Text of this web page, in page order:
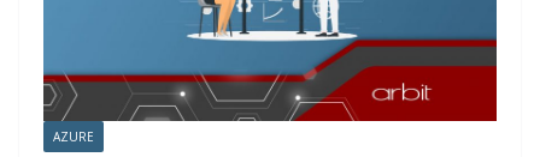
AZURE